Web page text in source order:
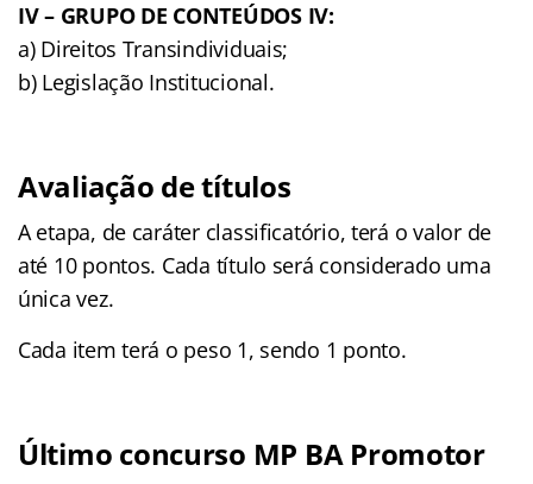
IV – GRUPO DE CONTEÚDOS IV:
a) Direitos Transindividuais;
b) Legislação Institucional.
Avaliação de títulos
A etapa, de caráter classificatório, terá o valor de
até 10 pontos. Cada título será considerado uma
única vez.
Cada item terá o peso 1, sendo 1 ponto.
Último concurso MP BA Promotor